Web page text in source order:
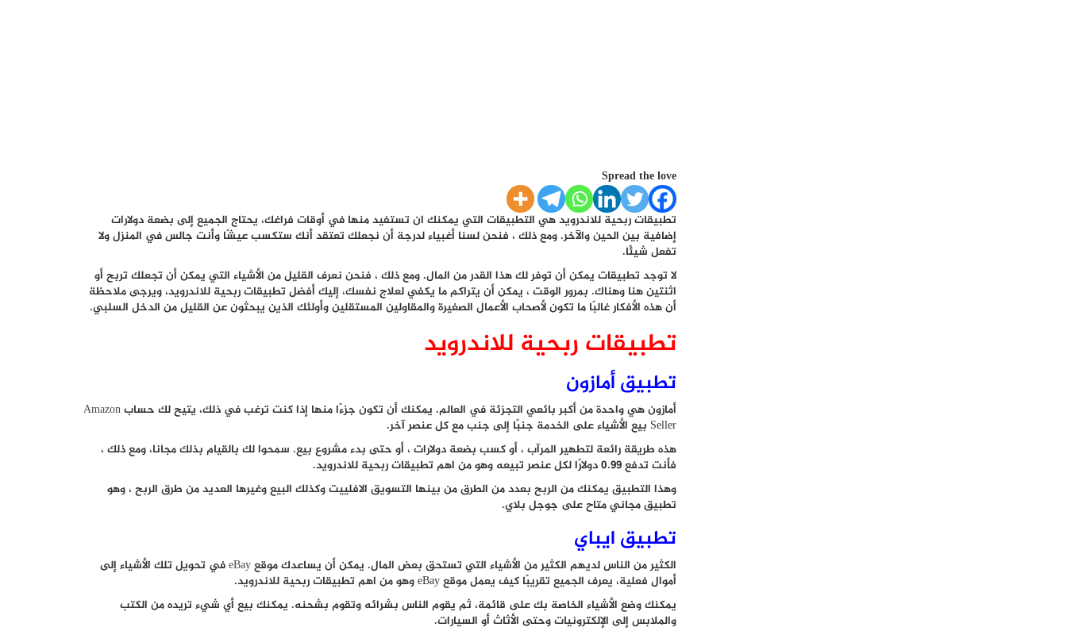
Spread the love
تطبيقات ربحية للاندرويد هي التطبيقات التي يمكنك ان تستفيد منها في أوقات فراغك، يحتاج الجميع إلى بضعة دولارات
إضافية بين الحين والآخر. ومع ذلك ، فنحن لسنا أغبياء لدرجة أن نجعلك تعتقد أنك ستكسب عيشًا وأنت جالس في المنزل ولا
تفعل شيئًا.
لا توجد تطبيقات يمكن أن توفر لك هذا القدر من المال. ومع ذلك ، فنحن نعرف القليل من الأشياء التي يمكن أن تجعلك تربح أو
اثنتين هنا وهناك. بمرور الوقت ، يمكن أن يتراكم ما يكفي لعلاج نفسك، إليك أفضل تطبيقات ربحية للاندرويد، ويرجى ملاحظة
أن هذه الأفكار غالبًا ما تكون لأصحاب الأعمال الصغيرة والمقاولين المستقلين وأولئك الذين يبحثون عن القليل من الدخل السلبي.
تطبيقات ربحية للاندرويد
تطبيق أمازون
أمازون هي واحدة من أكبر بائعي التجزئة في العالم. يمكنك أن تكون جزءًا منها إذا كنت ترغب في ذلك، يتيح لك حسابAmazon
Seller بيع الأشياء على الخدمة جنبًا إلى جنب مع كل عنصر آخر.
هذه طريقة رائعة لتطهير المرآب ، أو كسب بضعة دولارات ، أو حتى بدء مشروع بيع. سمحوا لك بالقيام بذلك مجانا، ومع ذلك ،
فأنت تدفع 0.99 دولارًا لكل عنصر تبيعه وهو من اهم تطبيقات ربحية للاندرويد.
وهذا التطبيق يمكنك من الربح بعدد من الطرق من بينها التسويق الافلييت وكذلك البيع وغيرها العديد من طرق الربح ، وهو
تطبيق مجاني متاح على جوجل بلاي.
تطبيق ايباي
الكثير من الناس لديهم الكثير من الأشياء التي تستحق بعض المال. يمكن أن يساعدك موقع
في تحويل تلك الأشياء إلى
أموال فعلية، يعرف الجميع تقريبًا كيف يعمل موقع eBay وهو من اهم تطبيقات ربحية للاندرويد.
يمكنك وضع الأشياء الخاصة بك على قائمة، ثم يقوم الناس بشرائه وتقوم بشحنه. يمكنك بيع أي شيء تريده من الكتب
والملابس إلى الإلكترونيات وحتى الأثاث أو السيارات.